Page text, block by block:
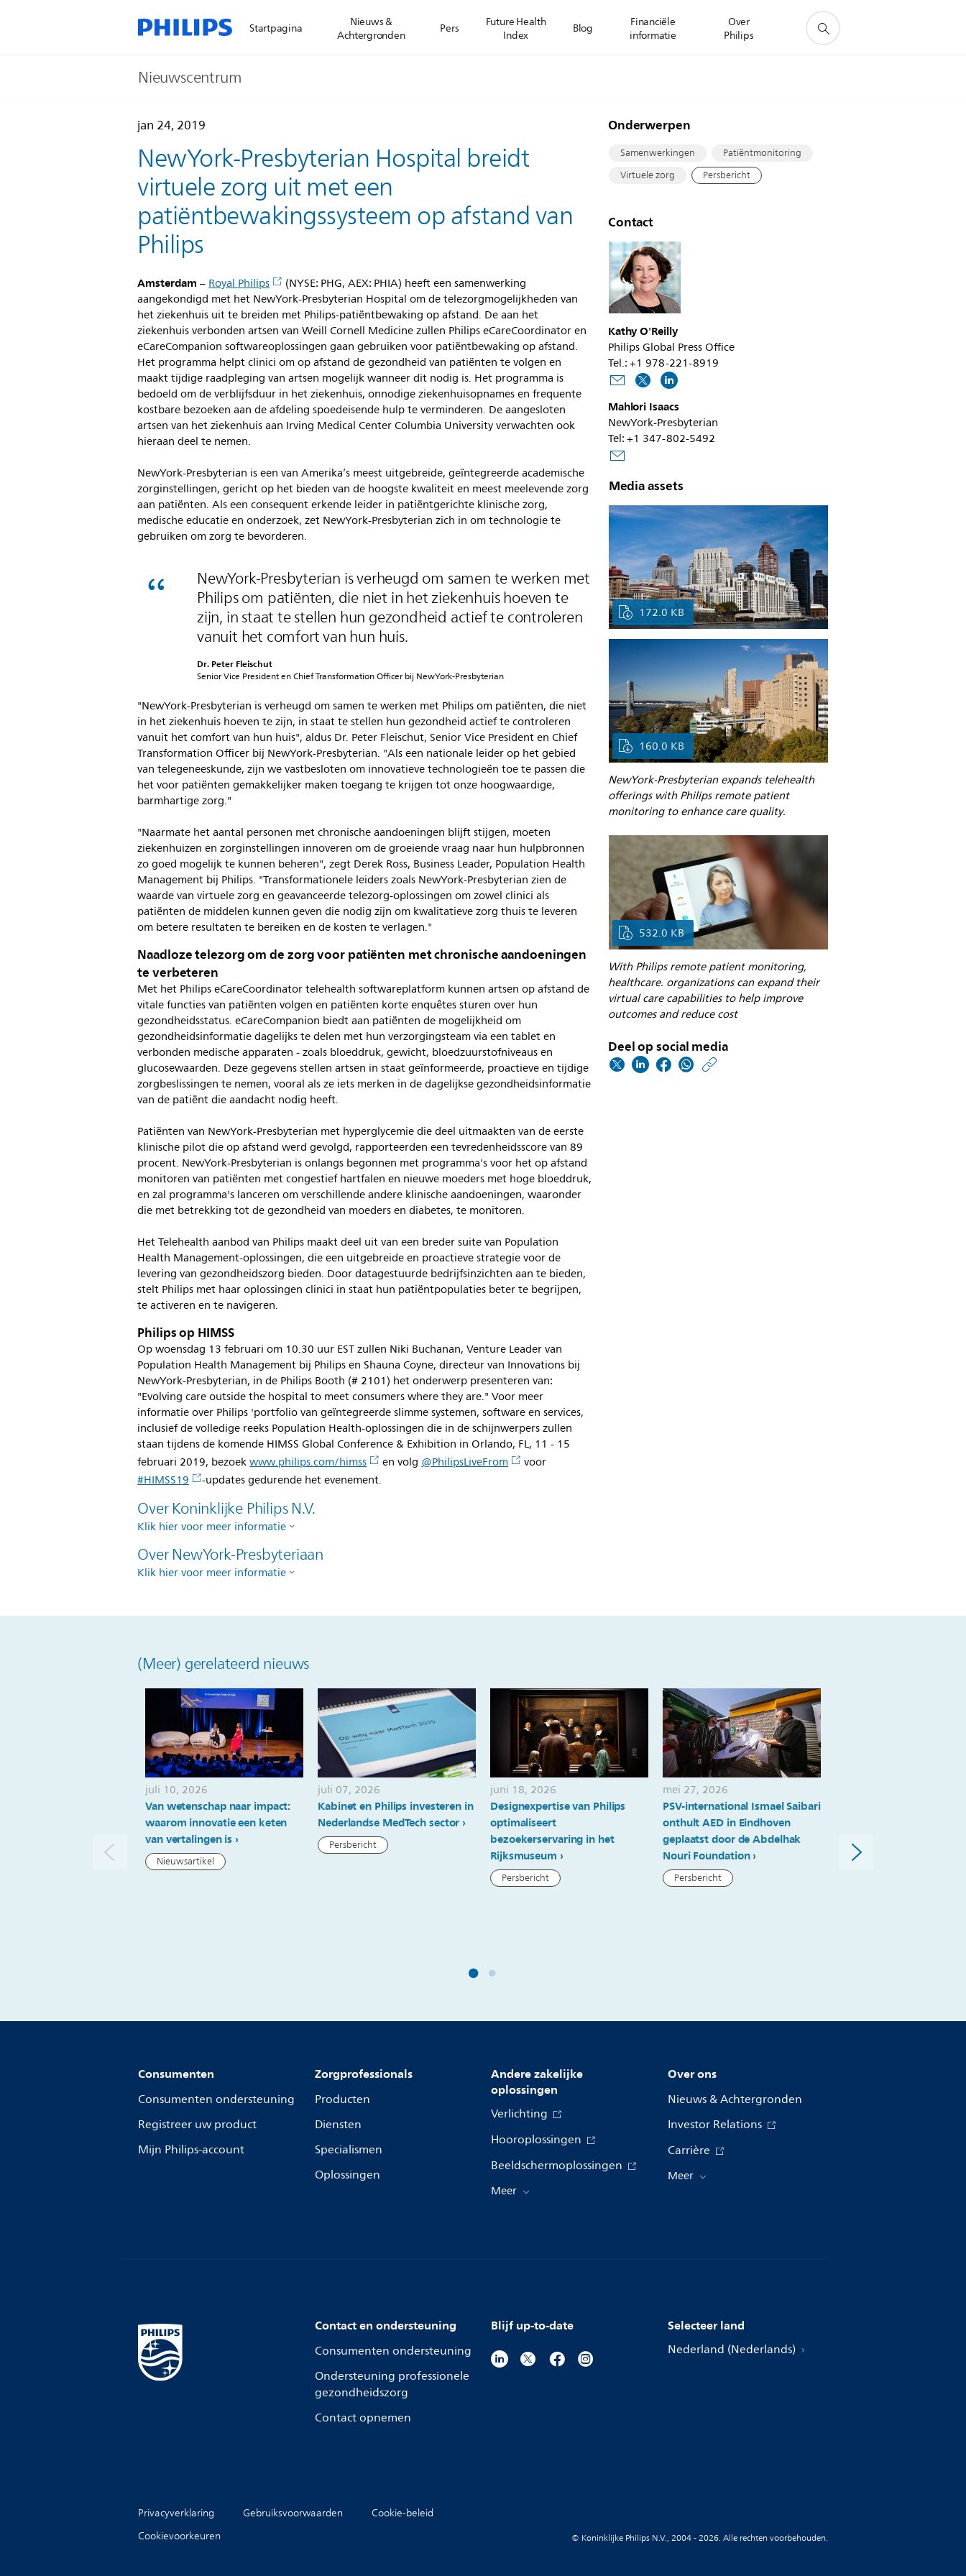
Startpagina
Nieuws &
Achtergronden
Pers
Future Health
Index
Blog
Financiële
informatie
Over
Philips
Nieuwscentrum
jan 24, 2019
NewYork-Presbyterian Hospital breidt
virtuele zorg uit met een
patiëntbewakingssysteem op afstand van
Philips
Amsterdam –Royal Philips
(NYSE: PHG, AEX: PHIA) heeft een samenwerking
aangekondigd met het NewYork-Presbyterian Hospital om de telezorgmogelijkheden van
het ziekenhuis uit te breiden met Philips-patiëntbewaking op afstand. De aan het
ziekenhuis verbonden artsen van Weill Cornell Medicine zullen Philips eCareCoordinator en
eCareCompanion softwareoplossingen gaan gebruiken voor patiëntbewaking op afstand.
Het programma helpt clinici om op afstand de gezondheid van patiënten te volgen en
maakt tijdige raadpleging van artsen mogelijk wanneer dit nodig is. Het programma is
bedoeld om de verblijfsduur in het ziekenhuis, onnodige ziekenhuisopnames en frequente
kostbare bezoeken aan de afdeling spoedeisende hulp te verminderen. De aangesloten
artsen van het ziekenhuis aan Irving Medical Center Columbia University verwachten ook
hieraan deel te nemen.
NewYork-Presbyterian is een van Amerika’s meest uitgebreide, geïntegreerde academische
zorginstellingen, gericht op het bieden van de hoogste kwaliteit en meest meelevende zorg
aan patiënten. Als een consequent erkende leider in patiëntgerichte klinische zorg,
medische educatie en onderzoek, zet NewYork-Presbyterian zich in om technologie te
gebruiken om zorg te bevorderen.
NewYork-Presbyterian is verheugd om samen te werken met
Philips om patiënten, die niet in het ziekenhuis hoeven te
zijn, in staat te stellen hun gezondheid actief te controleren
vanuit het comfort van hun huis.
Dr. Peter Fleischut
Senior Vice President en Chief Transformation Officer bij NewYork-Presbyterian
"NewYork-Presbyterian is verheugd om samen te werken met Philips om patiënten, die niet
in het ziekenhuis hoeven te zijn, in staat te stellen hun gezondheid actief te controleren
vanuit het comfort van hun huis", aldus Dr. Peter Fleischut, Senior Vice President en Chief
Transformation Officer bij NewYork-Presbyterian. "Als een nationale leider op het gebied
van telegeneeskunde, zijn we vastbesloten om innovatieve technologieën toe te passen die
het voor patiënten gemakkelijker maken toegang te krijgen tot onze hoogwaardige,
barmhartige zorg."
"Naarmate het aantal personen met chronische aandoeningen blijft stijgen, moeten
ziekenhuizen en zorginstellingen innoveren om de groeiende vraag naar hun hulpbronnen
zo goed mogelijk te kunnen beheren", zegt Derek Ross, Business Leader, Population Health
Management bij Philips. "Transformationele leiders zoals NewYork-Presbyterian zien de
waarde van virtuele zorg en geavanceerde telezorg-oplossingen om zowel clinici als
patiënten de middelen kunnen geven die nodig zijn om kwalitatieve zorg thuis te leveren
om betere resultaten te bereiken en de kosten te verlagen."
Naadloze telezorg om de zorg voor patiënten met chronische aandoeningen
te verbeteren
Met het Philips eCareCoordinator telehealth softwareplatform kunnen artsen op afstand de
vitale functies van patiënten volgen en patiënten korte enquêtes sturen over hun
gezondheidsstatus. eCareCompanion biedt aan patiënten de mogelijkheid om
gezondheidsinformatie dagelijks te delen met hun verzorgingsteam via een tablet en
verbonden medische apparaten - zoals bloeddruk, gewicht, bloedzuurstofniveaus en
glucosewaarden. Deze gegevens stellen artsen in staat geïnformeerde, proactieve en tijdige
zorgbeslissingen te nemen, vooral als ze iets merken in de dagelijkse gezondheidsinformatie
van de patiënt die aandacht nodig heeft.
Patiënten van NewYork-Presbyterian met hyperglycemie die deel uitmaakten van de eerste
klinische pilot die op afstand werd gevolgd, rapporteerden een tevredenheidsscore van 89
procent. NewYork-Presbyterian is onlangs begonnen met programma's voor het op afstand
monitoren van patiënten met congestief hartfalen en nieuwe moeders met hoge bloeddruk,
en zal programma's lanceren om verschillende andere klinische aandoeningen, waaronder
die met betrekking tot de gezondheid van moeders en diabetes, te monitoren.
Het Telehealth aanbod van Philips maakt deel uit van een breder suite van Population
Health Management-oplossingen, die een uitgebreide en proactieve strategie voor de
levering van gezondheidszorg bieden. Door datagestuurde bedrijfsinzichten aan te bieden,
stelt Philips met haar oplossingen clinici in staat hun patiëntpopulaties beter te begrijpen,
te activeren en te navigeren.
Philips op HIMSS
Op woensdag 13 februari om 10.30 uur EST zullen Niki Buchanan, Venture Leader van
Population Health Management bij Philips en Shauna Coyne, directeur van Innovations bij
NewYork-Presbyterian, in de Philips Booth (# 2101) het onderwerp presenteren van:
"Evolving care outside the hospital to meet consumers where they are." Voor meer
informatie over Philips 'portfolio van geïntegreerde slimme systemen, software en services,
inclusief de volledige reeks Population Health-oplossingen die in de schijnwerpers zullen
staan tijdens de komende HIMSS Global Conference & Exhibition in Orlando, FL, 11 - 15
februari 2019, bezoekwww.philips.com/himss en volg@PhilipsLiveFrom
voor
#HIMSS19
-updates gedurende het evenement.
Over Koninklijke Philips N.V.
Klik hier voor meer informatie
Over NewYork-Presbyteriaan
Klik hier voor meer informatie
Onderwerpen
Samenwerkingen
Patiëntmonitoring
Virtuele zorg
Persbericht
Contact
Kathy O'Reilly
Philips Global Press Office
Tel.: +1 978-221-8919
Mahlori Isaacs
NewYork-Presbyterian
Tel: +1 347-802-5492
Media assets
172.0 KB
160.0 KB
NewYork-Presbyterian expands telehealth
offerings with Philips remote patient
monitoring to enhance care quality.
532.0 KB
With Philips remote patient monitoring,
healthcare. organizations can expand their
virtual care capabilities to help improve
outcomes and reduce cost
Deel op social media
(Meer) gerelateerd nieuws
juli 10, 2026
Van wetenschap naar impact:
waarom innovatie een keten
van vertalingen is
Nieuwsartikel
juli 07, 2026
Kabinet en Philips investeren in
Nederlandse MedTech sector
Persbericht
juni 18, 2026
Designexpertise van Philips
optimaliseert
bezoekerservaring in het
Rijksmuseum
Persbericht
mei 27, 2026
PSV-international Ismael Saibari
onthult AED in Eindhoven
geplaatst door de Abdelhak
Nouri Foundation
Persbericht
ideeën voor echte
Nieuwsartikel
Consumenten
Consumenten ondersteuning
Registreer uw product
Mijn Philips-account
Zorgprofessionals
Producten
Diensten
Specialismen
Oplossingen
Andere zakelijke
oplossingen
Verlichting
Hooroplossingen
Beeldschermoplossingen
Meer
Over ons
Nieuws & Achtergronden
Investor Relations
Carrière
Meer
Contact en ondersteuning
Consumenten ondersteuning
Ondersteuning professionele
gezondheidszorg
Contact opnemen
Blijf up-to-date Selecteer land
Nederland (Nederlands)
Privacyverklaring Gebruiksvoorwaarden
Cookie-beleid
Cookievoorkeuren
© Koninklijke Philips N.V., 2004 - 2026. Alle rechten voorbehouden.